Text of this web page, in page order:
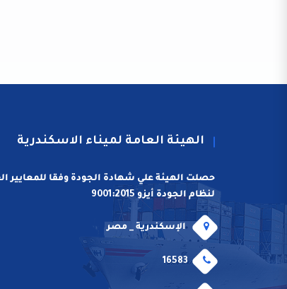
الهيئة العامة لميناء الاسكندرية
حصلت الهيئة علي شهادة الجودة وفقا للمعايير
لنظام الجودة أيزو 9001:2015
الإسكندرية _ مصر
16583